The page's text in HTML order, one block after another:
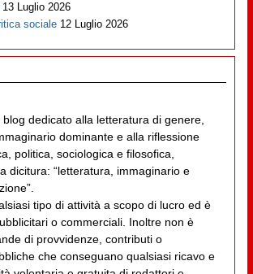
13 Luglio 2026
sociale 12 Luglio 2026
dedicato alla letteratura di genere,
dominante e alla riflessione
politica, sociologica e filosofica,
dicitura: “letteratura, immaginario e
tipo di attività a scopo di lucro ed è
o commerciali. Inoltre non è
di provvidenze, contributi o
che conseguano qualsiasi ricavo e